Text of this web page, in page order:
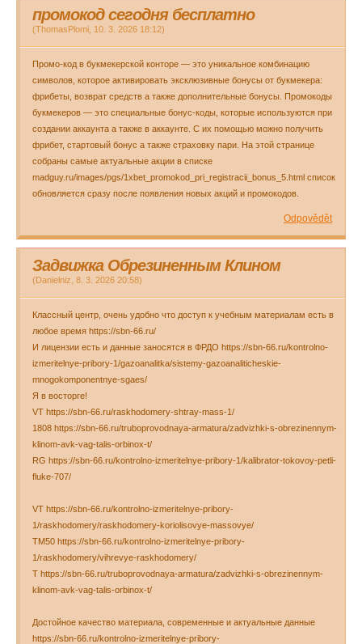
промокод сегодня бесплатно
(ThomasPlomi 10. 3. 2026 18:12)
Промо-код в букмекерской конторе — это уникальное комбинацию
символов, которое активировать эксклюзивные бонусы от букмекера:
фрибеты, возврат средств а также дополнительные бонусы. Промокоды
букмекеров — это специальные бонус-коды, которые используются при
создании аккаунта а также в аккаунте. С их помощью можно получить
фрибет, стартовый бонус а также страховку пари. На этой странице
собраны самые актуальные акции в списке
madguy.ru/images/pgs/1xbet_promokod_pri_registracii_bonus_5.html список
обновляется сразу после появления новых акций и промокодов.
Odpovědět
Задвижка Обрезиненным Клином
(Danielniz 8. 3. 2026 20:58)
Классный центр, очень удобно что доступ к учебным материалам есть в
любое время https://sbn-66.ru/
И лицензии есть и данные заносятся в ФРДО https://sbn-66.ru/kontrolno-
izmeritelnye-pribory-1/gazoanalitka/sistemy-gazoanaliticheskie-
mnogokomponentnye-sgaes/
Я в восторге!
VT https://sbn-66.ru/raskhodomery-shtray-mass-1/
1808 https://sbn-66.ru/truboprovodnaya-armatura/zadvizhki-s-obrezinennym-
klinom-avk-vag-talis-orbinox-t/
RG https://sbn-66.ru/kontrolno-izmeritelnye-pribory-1/kalibrator-tokovoy-petli-
fluke-707/
VT https://sbn-66.ru/kontrolno-izmeritelnye-pribory-
1/raskhodomery/raskhodomery-koriolisovye-massovye/
TM50 https://sbn-66.ru/kontrolno-izmeritelnye-pribory-
1/raskhodomery/vihrevye-raskhodomery/
T https://sbn-66.ru/truboprovodnaya-armatura/zadvizhki-s-obrezinennym-
klinom-avk-vag-talis-orbinox-t/
Достойное качество материала, современные и актуальные данные
https://sbn-66.ru/kontrolno-izmeritelnye-pribory-